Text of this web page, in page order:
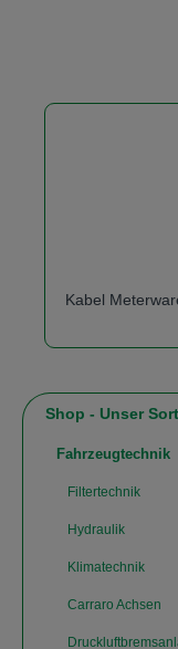
Shop - Unser
Fahrzeugtechnik
Filtertechnik
Hydraulik
Klimatechnik
Carraro Achsen
Kabel